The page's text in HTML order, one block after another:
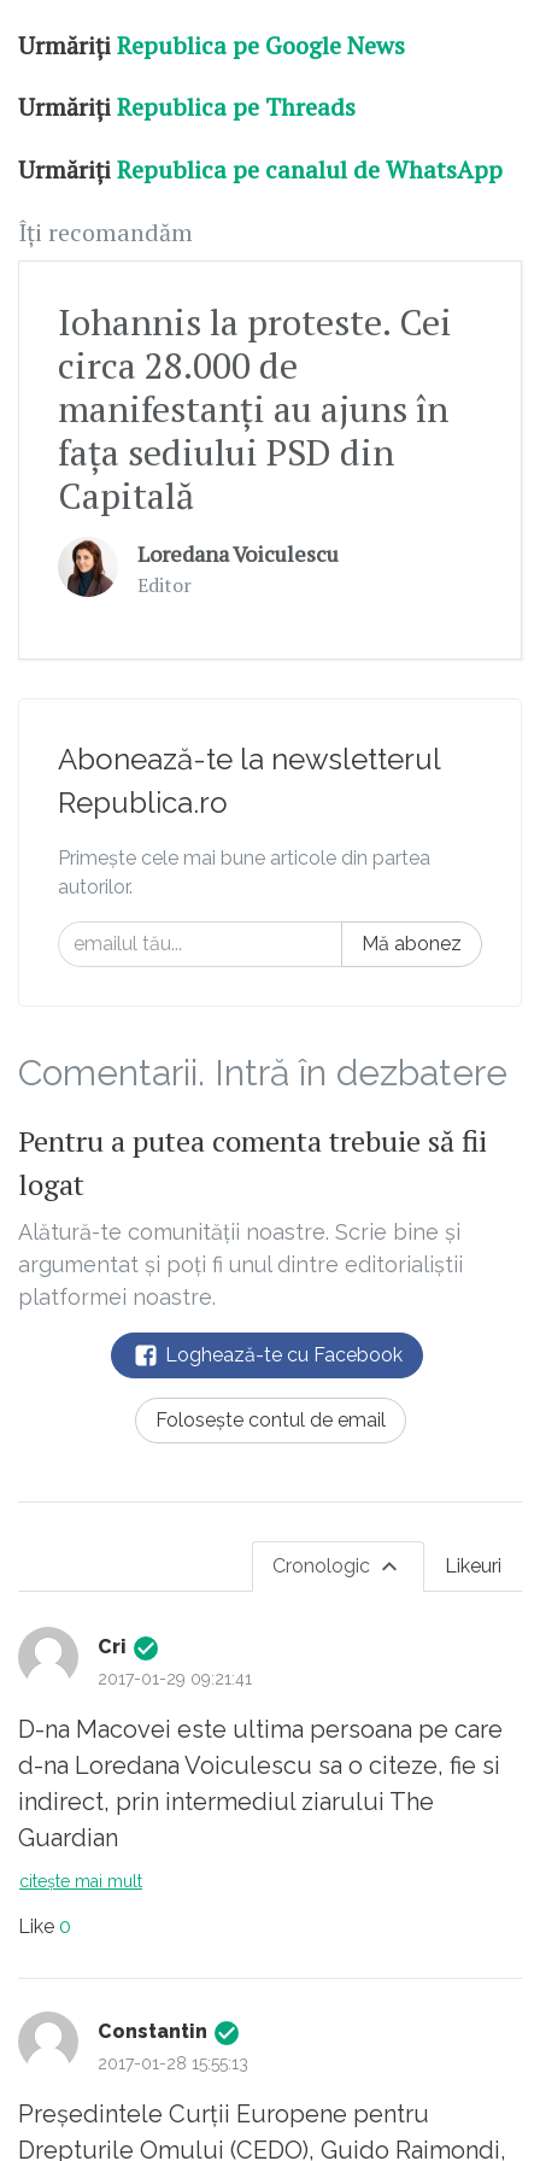
UrmărițiRepublica pe Google News
UrmărițiRepublica pe Threads
UrmărițiRepublica pe canalul de WhatsApp
Îți recomandăm
Iohannis la proteste. Cei
circa 28.000 de
manifestanți au ajuns în
fața sediului PSD din
Capitală
Loredana Voiculescu
Editor
Abonează-te la newsletterul
Republica.ro
Primește cele mai bune articole din partea
autorilor.
Mă abonez
Comentarii. Intră în dezbatere
Pentru a putea comenta trebuie să fii
logat
Alătură-te comunității noastre. Scrie bine și
argumentat și poți fi unul dintre editorialiștii
platformei noastre.
Loghează-te cu Facebook
Folosește contul de email
Likeuri
Cronologic
Cri
2017-01-29 09:21:41
D-na Macovei este ultima persoana pe care
d-na Loredana Voiculescu sa o citeze, fie si
indirect, prin intermediul ziarului The
Guardian
D-na Macovei a fost procuror inainte de
'90, de teama criticilor venite din Occident,
procurorii nu-i mai acuzau pe dizidentii
romani pentru activitatea lor de "dusmani ai
delicventa comuna: furturi, detinere ilegala
citește mai mult
Like 0
Constantin
2017-01-28 15:55:13
Preşedintele Curţii Europene pentru
Drepturile Omului (CEDO), Guido Raimondi,